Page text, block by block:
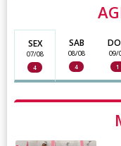
SEX
07/08
4
SAB
08/08
4
09/
1